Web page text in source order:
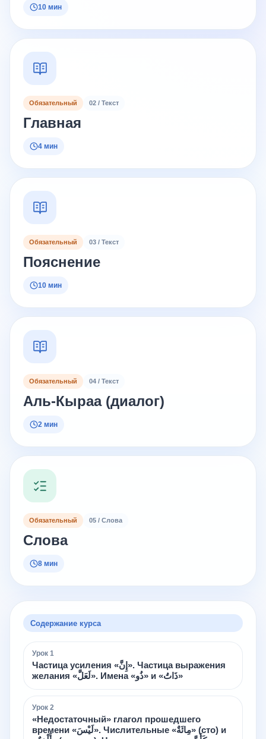
10 мин
Обязательный 02 / Текст
Главная
4 мин
Обязательный 03 / Текст
Пояснение
10 мин
Обязательный 04 / Текст
Аль-Кыраа (диалог)
2 мин
Обязательный 05 / Слова
Слова
8 мин
Содержание курса
Урок 1
Частица усиления «إِنَّ». Частица выражения
желания «لَعَلَّ». Имена «ذُو» и «ذَاتُ»
Урок 2
«Недостаточный» глагол прошедшего
времени «لَيْسَ». Числительные «مِائَةٌ» (сто) и